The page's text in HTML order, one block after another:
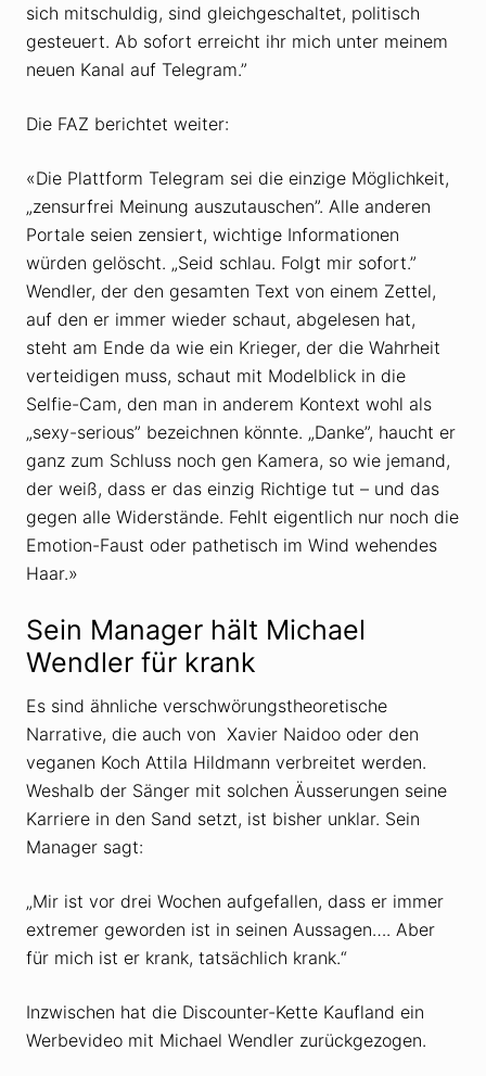
sich mitschuldig, sind gleichgeschaltet, politisch
gesteuert. Ab sofort erreicht ihr mich unter meinem
neuen Kanal auf Telegram.”
Die FAZ berichtet weiter:
«Die Plattform Telegram sei die einzige Möglichkeit,
„zensurfrei Meinung auszutauschen”. Alle anderen
Portale seien zensiert, wichtige Informationen
würden gelöscht. „Seid schlau. Folgt mir sofort.”
Wendler, der den gesamten Text von einem Zettel,
auf den er immer wieder schaut, abgelesen hat,
steht am Ende da wie ein Krieger, der die Wahrheit
verteidigen muss, schaut mit Modelblick in die
Selfie-Cam, den man in anderem Kontext wohl als
„sexy-serious” bezeichnen könnte. „Danke”, haucht er
ganz zum Schluss noch gen Kamera, so wie jemand,
der weiß, dass er das einzig Richtige tut – und das
gegen alle Widerstände. Fehlt eigentlich nur noch die
Emotion-Faust oder pathetisch im Wind wehendes
Haar.»
Sein Manager hält Michael
Wendler für krank
Es sind ähnliche verschwörungstheoretische
Narrative, die auch von Xavier Naidoo oder den
veganen Koch Attila Hildmann verbreitet werden.
Weshalb der Sänger mit solchen Äusserungen seine
Karriere in den Sand setzt, ist bisher unklar. Sein
Manager sagt:
„Mir ist vor drei Wochen aufgefallen, dass er immer
extremer geworden ist in seinen Aussagen…. Aber
für mich ist er krank, tatsächlich krank.“
Inzwischen hat die Discounter-Kette Kaufland ein
Werbevideo mit Michael Wendler zurückgezogen.